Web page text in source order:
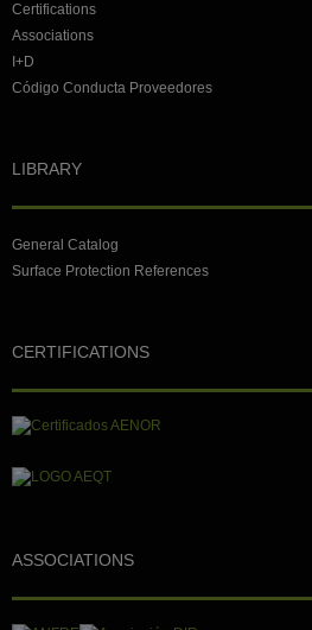
Certifications
Associations
I+D
Código Conducta Proveedores
LIBRARY
General Catalog
Surface Protection References
CERTIFICATIONS
ASSOCIATIONS